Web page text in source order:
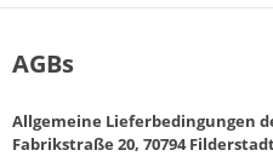
AGBs
Allgemeine Lieferbedingungen
Fabrikstraße 20, 70794